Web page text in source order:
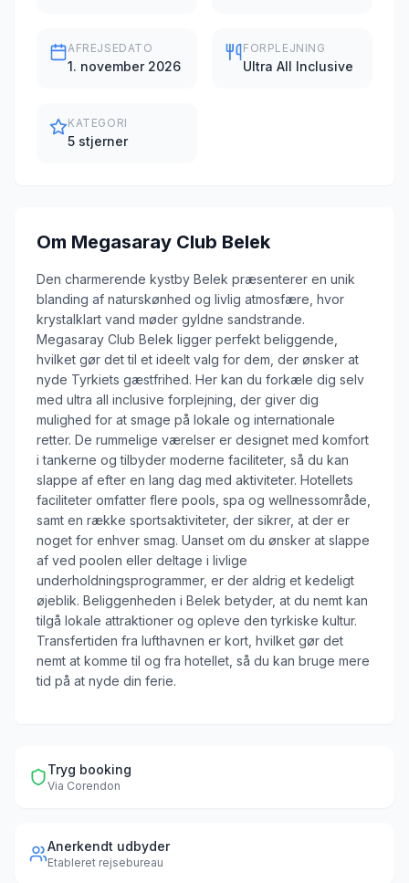
AFREJSEDATO
1. november 2026
FORPLEJNING
Ultra All Inclusive
KATEGORI
5 stjerner
Om Megasaray Club Belek
Den charmerende kystby Belek præsenterer en unik
blanding af naturskønhed og livlig atmosfære, hvor
krystalklart vand møder gyldne sandstrande.
Megasaray Club Belek ligger perfekt beliggende,
hvilket gør det til et ideelt valg for dem, der ønsker at
nyde Tyrkiets gæstfrihed. Her kan du forkæle dig selv
med ultra all inclusive forplejning, der giver dig
mulighed for at smage på lokale og internationale
retter. De rummelige værelser er designet med komfort
i tankerne og tilbyder moderne faciliteter, så du kan
slappe af efter en lang dag med aktiviteter. Hotellets
faciliteter omfatter flere pools, spa og wellnessområde,
samt en række sportsaktiviteter, der sikrer, at der er
noget for enhver smag. Uanset om du ønsker at slappe
af ved poolen eller deltage i livlige
underholdningsprogrammer, er der aldrig et kedeligt
øjeblik. Beliggenheden i Belek betyder, at du nemt kan
tilgå lokale attraktioner og opleve den tyrkiske kultur.
Transfertiden fra lufthavnen er kort, hvilket gør det
nemt at komme til og fra hotellet, så du kan bruge mere
tid på at nyde din ferie.
Tryg booking
Via Corendon
Anerkendt udbyder
Etableret rejsebureau